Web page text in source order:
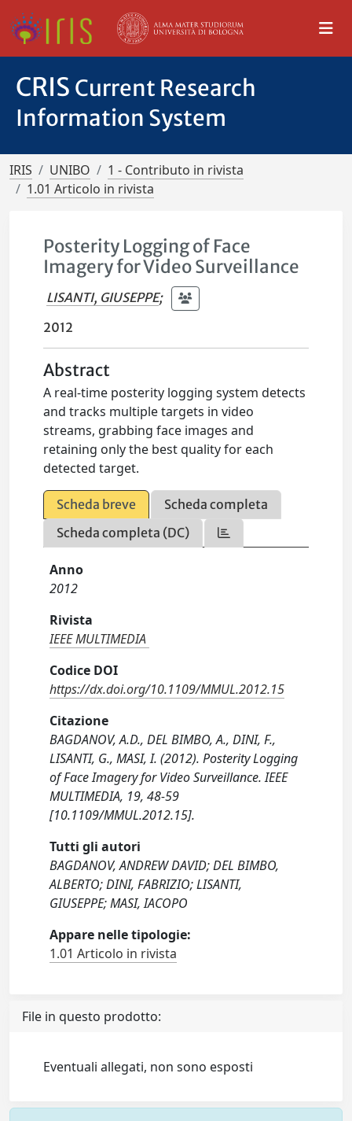
CRIS Current Research
Information System
IRIS UNIBO
1 - Contributo in rivista
1.01 Articolo in rivista
Posterity Logging of Face
Imagery for Video Surveillance
LISANTI, GIUSEPPE;
2012
Abstract
A real-time posterity logging system detects
and tracks multiple targets in video
streams, grabbing face images and
retaining only the best quality for each
detected target.
Scheda breve
Scheda completa
Scheda completa (DC)
Anno
2012
Rivista
IEEE MULTIMEDIA
Codice DOI
https://dx.doi.org/10.1109/MMUL.2012.15
Citazione
BAGDANOV, A.D., DEL BIMBO, A., DINI, F.,
LISANTI, G., MASI, I. (2012). Posterity Logging
of Face Imagery for Video Surveillance. IEEE
MULTIMEDIA, 19, 48-59
[10.1109/MMUL.2012.15].
Tutti gli autori
BAGDANOV, ANDREW DAVID; DEL BIMBO,
ALBERTO; DINI, FABRIZIO; LISANTI,
GIUSEPPE; MASI, IACOPO
Appare nelle tipologie:
1.01 Articolo in rivista
File in questo prodotto:
Eventuali allegati, non sono esposti